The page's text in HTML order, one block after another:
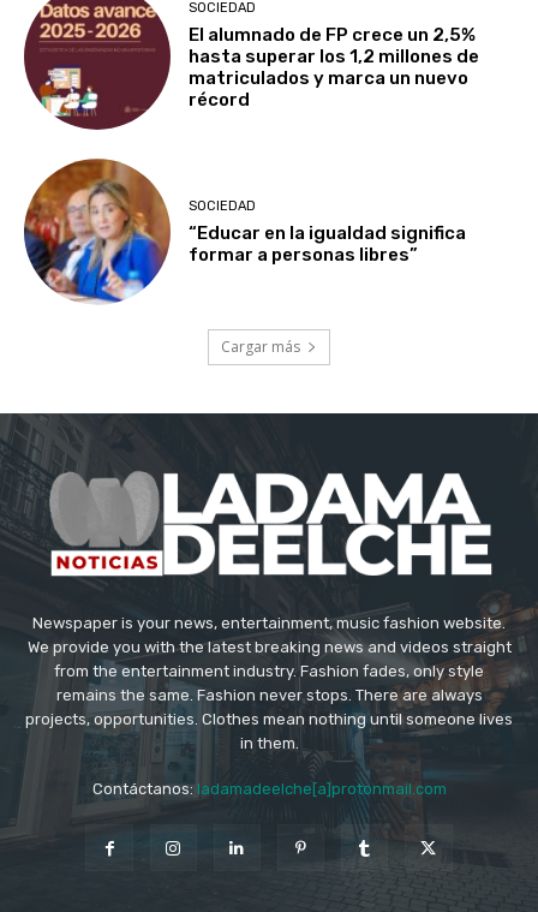
SOCIEDAD
El alumnado de FP crece un 2,5%
hasta superar los 1,2 millones de
matriculados y marca un nuevo
récord
SOCIEDAD
“Educar en la igualdad significa
formar a personas libres”
Cargar más
Newspaper is your news, entertainment, music fashion website.
We provide you with the latest breaking news and videos straight
from the entertainment industry. Fashion fades, only style
remains the same. Fashion never stops. There are always
projects, opportunities. Clothes mean nothing until someone lives
in them.
Contáctanos: ladamadeelche[a]protonmail.com